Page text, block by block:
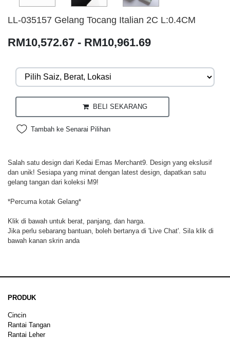
LL-035157 Gelang Tocang Italian 2C L:0.4CM
RM10,572.67 - RM10,961.69
BELI SEKARANG
Tambah ke Senarai Pilihan
Salah satu design dari Kedai Emas Merchant9. Design yang ekslusif
dan unik! Sesiapa yang minat dengan latest design, dapatkan satu
gelang tangan dari koleksi M9!
*Percuma kotak Gelang*
Klik di bawah untuk berat, panjang, dan harga.
Jika perlu sebarang bantuan, boleh bertanya di 'Live Chat'. Sila klik di
bawah kanan skrin anda
PRODUK
Cincin
Rantai Tangan
Rantai Leher